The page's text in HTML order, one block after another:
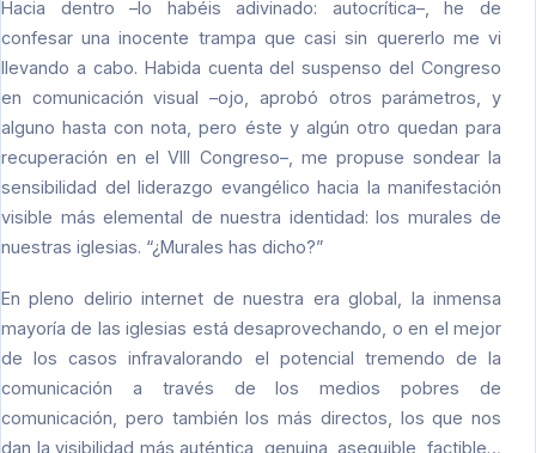
Hacia dentro –lo habéis adivinado: autocrítica–, he de
confesar una inocente trampa que casi sin quererlo me vi
llevando a cabo. Habida cuenta del suspenso del Congreso
en comunicación visual –ojo, aprobó otros parámetros, y
alguno hasta con nota, pero éste y algún otro quedan para
recuperación en el VIII Congreso–, me propuse sondear la
sensibilidad del liderazgo evangélico hacia la manifestación
visible más elemental de nuestra identidad: los murales de
nuestras iglesias. “¿Murales has dicho?”
En pleno delirio internet de nuestra era global, la inmensa
mayoría de las iglesias está desaprovechando, o en el mejor
de los casos infravalorando el potencial tremendo de la
comunicación a través de los medios pobres de
comunicación, pero también los más directos, los que nos
dan la visibilidad más auténtica, genuina, asequible, factible…